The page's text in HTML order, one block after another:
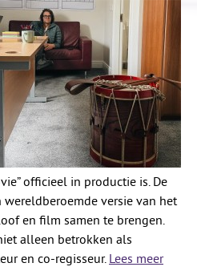
officieel in productie is. De
versie van het
en film samen te brengen.
alleen betrokken als
en co-regisseur. Lees meer